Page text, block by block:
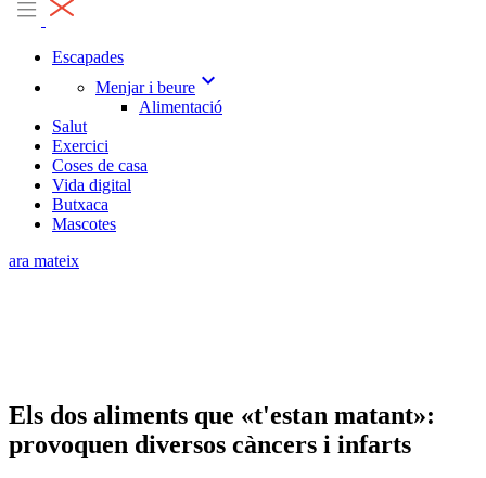
Escapades
Menjar i beure expand_more
Alimentació
Salut
Exercici
Coses de casa
Vida digital
Butxaca
Mascotes
ara mateix
Els dos aliments que «t'estan matant»:
provoquen diversos càncers i infarts